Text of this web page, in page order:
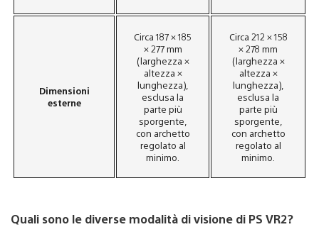
Dimensioni
esterne
Circa 187 × 185
× 277 mm
(larghezza ×
altezza ×
lunghezza),
esclusa la
parte più
sporgente,
con archetto
regolato al
minimo.
Circa 212 × 158
× 278 mm
(larghezza ×
altezza ×
lunghezza),
esclusa la
parte più
sporgente,
con archetto
regolato al
minimo.
Quali sono le diverse modalità di visione di PS VR2?